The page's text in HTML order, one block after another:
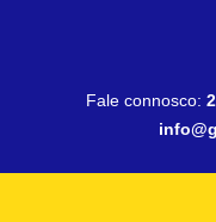
Fale connosco: